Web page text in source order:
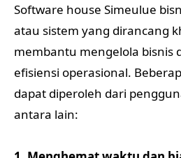
Software house Simeulue
atau sistem yang dirancang
membantu mengelola bisnis
efisiensi operasional.
dapat diperoleh dari
antara lain: